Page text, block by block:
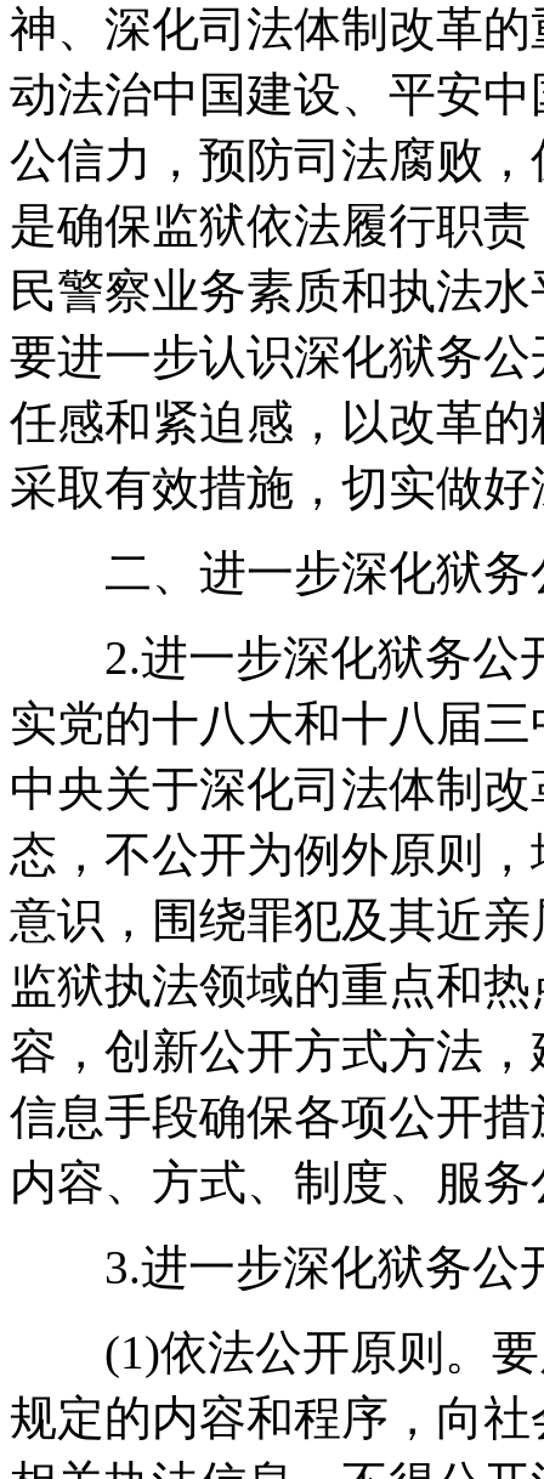
神、深化司法体制改革
动法治中国建设、平安
公信力，预防司法腐败
是确保监狱依法履行职
民警察业务素质和执法
要进一步认识深化狱务
任感和紧迫感，以改革
采取有效措施，切实做
二、进一步深化狱务
2.进一步深化狱务公
实党的十八大和十八届
中央关于深化司法体制
态，不公开为例外原则
意识，围绕罪犯及其近
监狱执法领域的重点和
容，创新公开方式方法
信息手段确保各项公开
内容、方式、制度、服
3.进一步深化狱务公
(1)依法公开原则。要
规定的内容和程序，向